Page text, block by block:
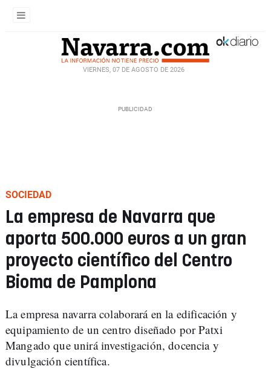
VIERNES, 07 DE AGOSTO DE 2026
SOCIEDAD
La empresa de Navarra que
aporta 500.000 euros a un gran
proyecto científico del Centro
Bioma de Pamplona
La empresa navarra colaborará en la edificación y
equipamiento de un centro diseñado por Patxi
Mangado que unirá investigación, docencia y
divulgación científica.